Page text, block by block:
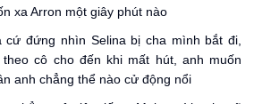
xa Arron một giây phút nào
cứ đứng nhìn Selina bị cha mình bắt đi,
cô cho đến khi mất hút, anh muốn
anh chẳng thể nào cử động nổi